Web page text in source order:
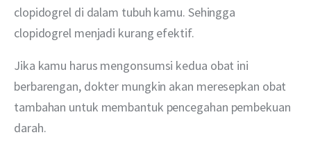
clopidogrel di dalam tubuh kamu. Sehingga
clopidogrel menjadi kurang efektif.
Jika kamu harus mengonsumsi kedua obat ini
berbarengan, dokter mungkin akan meresepkan obat
tambahan untuk membantuk pencegahan pembekuan
darah.